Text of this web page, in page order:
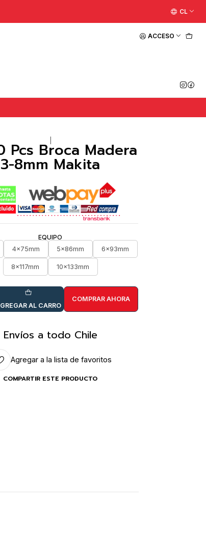
ACCESO
CL
Pcs Broca Madera
3-8mm Makita
EQUIPO
4x75mm 5x86mm 6x93mm
8x117mm 10x133mm
AL CARRO
COMPRAR AHORA
Envíos a todo Chile
Agregar a la lista de favoritos
COMPARTIR ESTE PRODUCTO